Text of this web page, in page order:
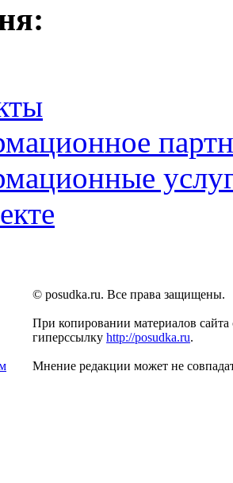
© posudka.ru. Все права защищены.
При копировании материалов сайта
гиперссылку http://posudka.ru.
Мнение редакции может не